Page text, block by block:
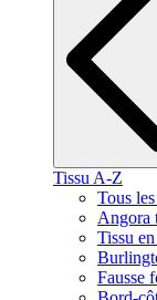
Tissu A-Z
Tous
Angora
Tissu
Fausse